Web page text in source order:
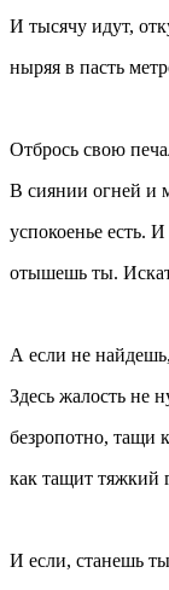
И тысячу идут,
ныряя в пасть
Отбрось свою
В сиянии огней и
успокоенье есть.
отышешь ты.
А если не
Здесь жалость не
безропотно, тащи
как тащит тяжкий
И если, станешь